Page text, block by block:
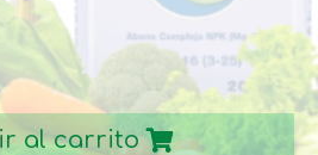
al carrito